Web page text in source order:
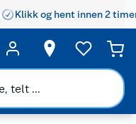
Klikk og hent innen 2